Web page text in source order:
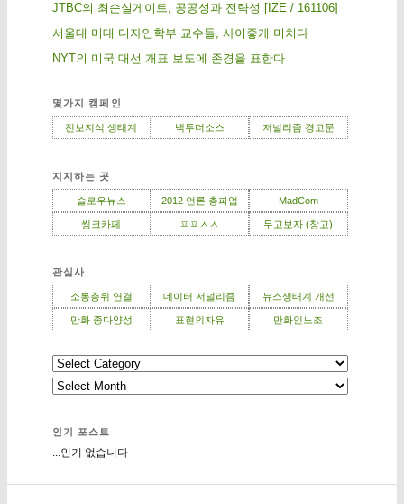
JTBC의 최순실게이트, 공공성과 전략성 [IZE / 161106]
서울대 미대 디자인학부 교수들, 사이좋게 미치다
NYT의 미국 대선 개표 보도에 존경을 표한다
몇가지 캠페인
진보지식 생태계 백투더소스 저널리즘 경고문
지지하는 곳
슬로우뉴스 2012 언론 총파업 MadCom
씽크카페 ㅍㅍㅅㅅ 두고보자 (창고)
관심사
소통층위 연결 데이터 저널리즘 뉴스생태계 개선
만화 종다양성 표현의자유 만화인노조
인기 포스트
...인기 없습니다